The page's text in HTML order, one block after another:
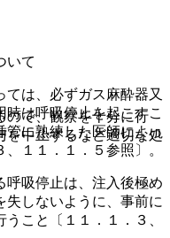
いて
は、必ずガス麻酔器又
は呼吸停止を起こすこ
管に熟練した医師によっ
１１．１．５参照〕。
吸停止は、注入後極め
失しないように、事前に
こと〔１１．１．３、
ので、観察を十分に行
を中止するなど適切な処